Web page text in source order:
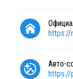
https://
Авто-
https://